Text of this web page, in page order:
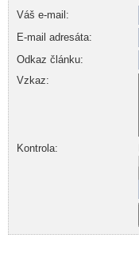
Váš e-mail:
E-mail adresáta:
Odkaz článku:
Vzkaz:
Kontrola: